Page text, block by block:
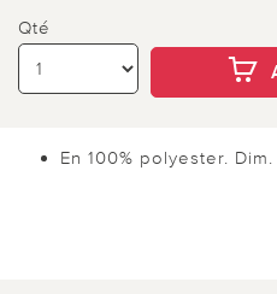
Qté
En 100% polyester.